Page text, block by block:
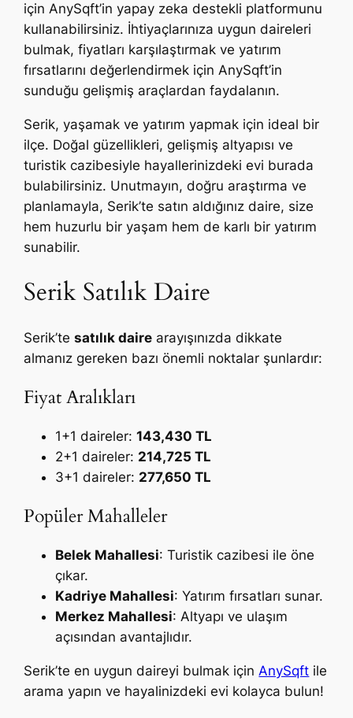
için AnySqft’in yapay zeka destekli platformunu
kullanabilirsiniz. İhtiyaçlarınıza uygun daireleri
bulmak, fiyatları karşılaştırmak ve yatırım
fırsatlarını değerlendirmek için AnySqft’in
sunduğu gelişmiş araçlardan faydalanın.
Serik, yaşamak ve yatırım yapmak için ideal bir
ilçe. Doğal güzellikleri, gelişmiş altyapısı ve
turistik cazibesiyle hayallerinizdeki evi burada
bulabilirsiniz. Unutmayın, doğru araştırma ve
planlamayla, Serik’te satın aldığınız daire, size
hem huzurlu bir yaşam hem de karlı bir yatırım
sunabilir.
Serik Satılık Daire
Serik’tesatılık daire arayışınızda dikkate
almanız gereken bazı önemli noktalar şunlardır:
Fiyat Aralıkları
1+1 daireler:143,430 TL
2+1 daireler: 214,725 TL
3+1 daireler: 277,650 TL
Popüler Mahalleler
Belek Mahallesi: Turistik cazibesi ile öne
çıkar.
Kadriye Mahallesi: Yatırım fırsatları sunar.
Merkez Mahallesi: Altyapı ve ulaşım
açısından avantajlıdır.
Serik’te en uygun daireyi bulmak içinAnySqft ile
arama yapın ve hayalinizdeki evi kolayca bulun!